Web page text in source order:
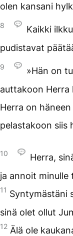
olen kansani
8
Kaikki
pudistavat
9
»Hän on
auttakoon Herra
Herra on
pelastakoon siis
10
Herra,
ja annoit minulle
11 Syntymästäni
sinä olet ollut
12 Älä ole